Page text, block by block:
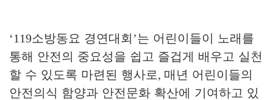
‘119소방동요 경연대회 ’는 어린이들이 노래를
통해 안전의 중요성을 쉽고 즐겁게 배우고 실천
할 수 있도록 마련된 행사로, 매년 어린이들의
안전의식 함양과 안전문화 확산에 기여하고 있